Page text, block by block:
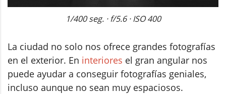
1/400 seg. · f/5.6 · ISO 400
La ciudad no solo nos ofrece grandes fotografías
en el exterior. En interiores el gran angular nos
puede ayudar a conseguir fotografías geniales,
incluso aunque no sean muy espaciosos.